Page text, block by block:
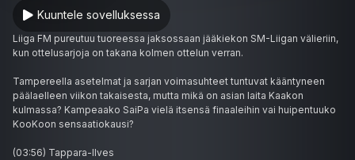
Kuuntele sovelluksessa
Liiga FM pureutuu tuoreessa jaksossaan jääkiekon SM-Liigan välieriin,
kun ottelusarjoja on takana kolmen ottelun verran.
Tampereella asetelmat ja sarjan voimasuhteet tuntuvat kääntyneen
päälaelleen viikon takaisesta, mutta mikä on asian laita Kaakon
kulmassa? Kampeaako SaiPa vielä itsensä finaaleihin vai huipentuuko
KooKoon sensaatiokausi?
(03:56) Tappara-Ilves